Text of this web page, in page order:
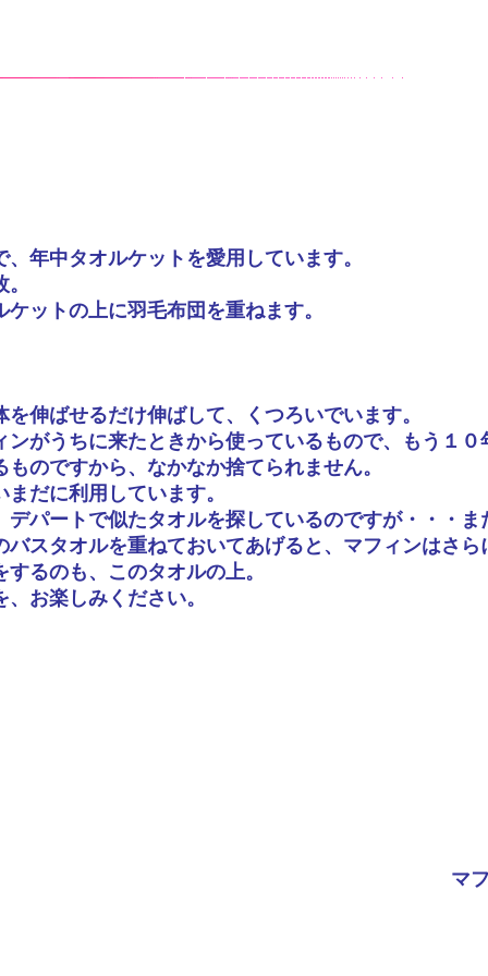
年中タオルケットを愛用しています。
ットの上に羽毛布団を重ねます。
伸ばせるだけ伸ばして、くつろいでいます。
がうちに来たときから使っているもので、もう１
のですから、なかなか捨てられません。
だに利用しています。
パートで似たタオルを探しているのですが・・・
スタオルを重ねておいてあげると、マフィンはさら
るのも、このタオルの上。
お楽しみください。
マ